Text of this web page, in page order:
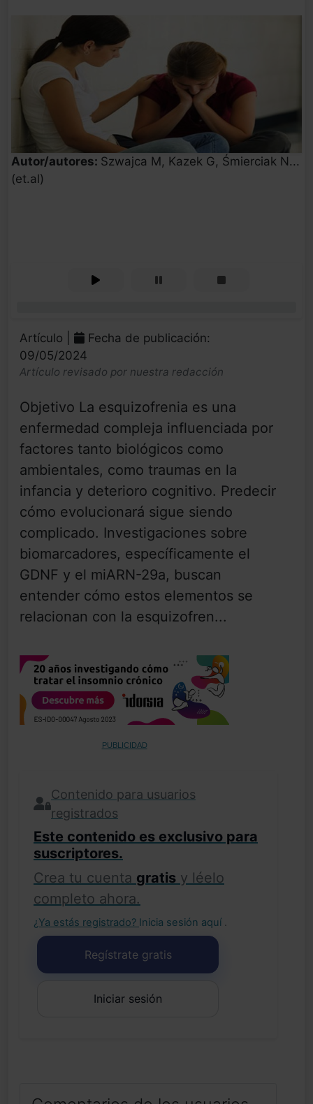
Autor/autores: Szwajca M, Kazek G, Śmierciak N...
(et.al)
Artículo |
Fecha de publicación:
09/05/2024
Artículo revisado por nuestra redacción
Objetivo La esquizofrenia es una
enfermedad compleja influenciada por
factores tanto biológicos como
ambientales, como traumas en la
infancia y deterioro cognitivo. Predecir
cómo evolucionará sigue siendo
complicado. Investigaciones sobre
biomarcadores, específicamente el
GDNF y el miARN-29a, buscan
entender cómo estos elementos se
relacionan con la esquizofren...
PUBLICIDAD
Contenido para usuarios
registrados
Este contenido es exclusivo para
suscriptores.
Crea tu cuenta gratis y léelo
completo ahora.
¿Ya estás registrado? Inicia sesión aquí .
Regístrate gratis
Iniciar sesión